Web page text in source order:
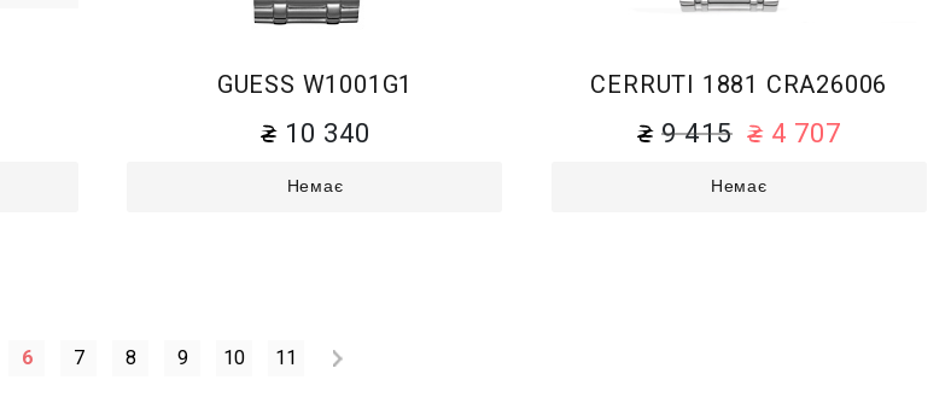
GUESS W1001G1
10 340
Немає
CERRUTI 1881 CRA26006
9 415 4 707
Немає
6 7 8 9 10 11